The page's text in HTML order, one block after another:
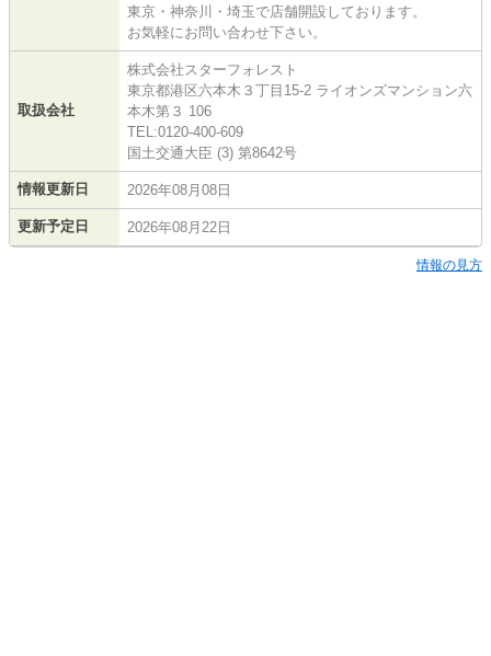
東京・神奈川・埼玉で店舗開設しております。
お気軽にお問い合わせ下さい。
取扱会社
株式会社スターフォレスト
東京都港区六本木３丁目15-2 ライオンズマンション六
本木第３ 106
TEL:0120-400-609
国土交通大臣 (3) 第8642号
情報更新日 2026年08月08日
更新予定日 2026年08月22日
情報の見方